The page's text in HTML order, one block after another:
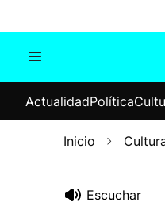
Internacional
ActualidadPolítica
Inicio
Escuchar